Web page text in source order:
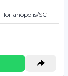
Florianópolis/SC